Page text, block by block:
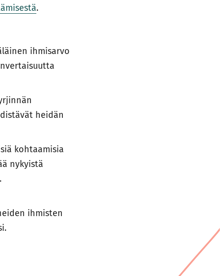
.
ihmisarvo
heidän
kohtaamisia
nykyistä
ihmisten